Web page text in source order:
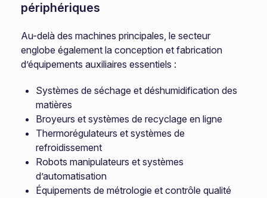
périphériques
Au-delà des machines principales, le secteur
englobe également la conception et fabrication
d’équipements auxiliaires essentiels :
Systèmes de séchage et déshumidification des
matières
Broyeurs et systèmes de recyclage en ligne
Thermorégulateurs et systèmes de
refroidissement
Robots manipulateurs et systèmes
d’automatisation
Équipements de métrologie et contrôle qualité